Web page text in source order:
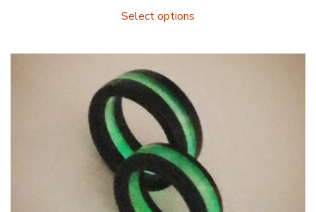
Select options